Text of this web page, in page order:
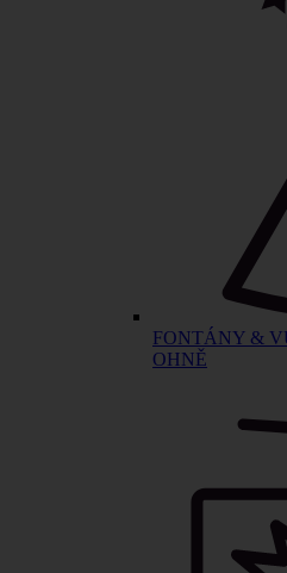
FONTÁNY &
OHNĚ